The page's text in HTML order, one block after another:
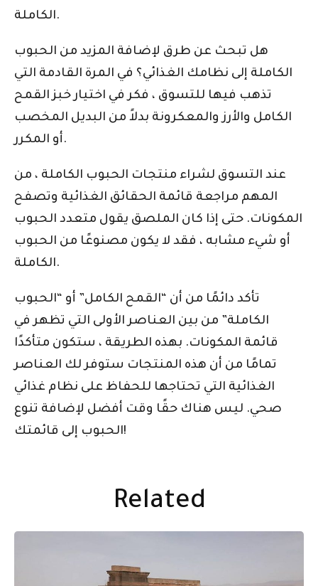
الكاملة.
هل تبحث عن طرق لإضافة المزيد من الحبوب
الكاملة إلى نظامك الغذائي؟ في المرة القادمة التي
تذهب فيها للتسوق ، فكر في اختيار خبز القمح
الكامل والأرز والمعكرونة بدلاً من البديل المخصب
أو المكرر.
عند التسوق لشراء منتجات الحبوب الكاملة ، من
المهم مراجعة قائمة الحقائق الغذائية وتصفح
المكونات. حتى إذا كان الملصق يقول متعدد الحبوب
أو شيء مشابه ، فقد لا يكون مصنوعًا من الحبوب
الكاملة.
تأكد دائمًا من أن “القمح الكامل” أو “الحبوب
الكاملة” من بين العناصر الأولى التي تظهر في
قائمة المكونات. بهذه الطريقة ، ستكون متأكدًا
تمامًا من أن هذه المنتجات ستوفر لك العناصر
الغذائية التي تحتاجها للحفاظ على نظام غذائي
صحي. ليس هناك حقًا وقت أفضل لإضافة تنوع
الحبوب إلى قائمتك!
Related